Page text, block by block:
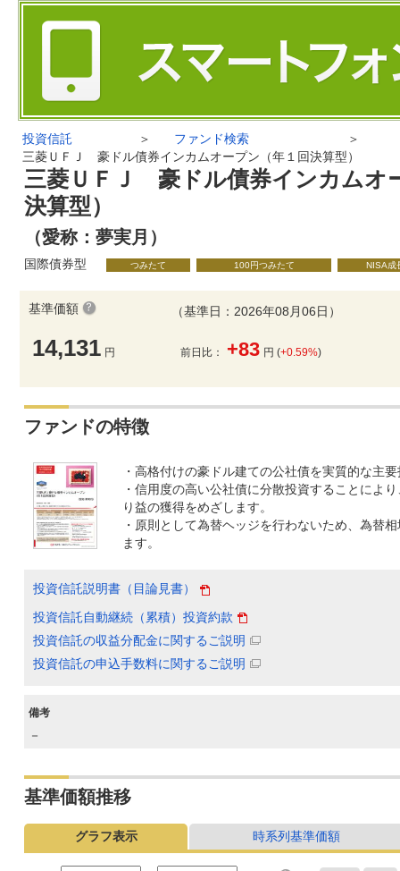
投資信託 ＞ ファンド検索
＞
三菱ＵＦＪ 豪ドル債券インカムオープン（年１回決算型）
三菱ＵＦＪ 豪ドル債券インカムオ
決算型）
（愛称：夢実月）
国際債券型 つみたて 100円つみたて NISA成
基準価額
14,131 円
（基準日：2026年08月06日）
前日比： +83 円 (+0.59%)
ファンドの特徴
・高格付けの豪ドル建ての公社債を実質的な主
・信用度の高い公社債に分散投資することによ
り益の獲得をめざします。
・原則として為替ヘッジを行わないため、為替
ます。
投資信託説明書（目論見書）
投資信託自動継続（累積）投資約款
投資信託の収益分配金に関するご説明
投資信託の申込手数料に関するご説明
備考
－
基準価額推移
グラフ表示 時系列基準価額